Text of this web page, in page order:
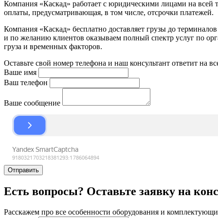
Компания «Каскад» работает с юридическими лицами на всей
оплаты, предусматривающая, в том числе, отсрочки платежей.
Компания «Каскад» бесплатно доставляет грузы до
и по желанию клиентов оказываем полный спектр услуг по
груза и временных факторов.
Оставьте свой номер телефона и наш консультант ответит на
Ваше имя
Ваш телефон
Ваше сообщение
Отправить
Есть вопросы? Оставьте заявку на
Расскажем про все особенности оборудования и